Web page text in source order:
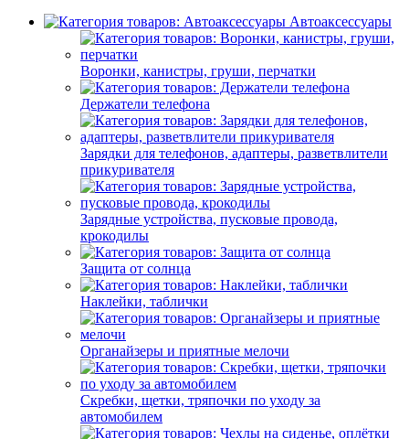
Автоаксессуары
Воронки, канистры, груши, перчатки
Держатели телефона
Зарядки для телефонов, адаптеры, разветвлители
прикуривателя
Зарядные устройства, пусковые провода,
крокодилы
Защита от солнца
Наклейки, таблички
Органайзеры и приятные мелочи
Скребки, щетки, тряпочки по уходу за
автомобилем